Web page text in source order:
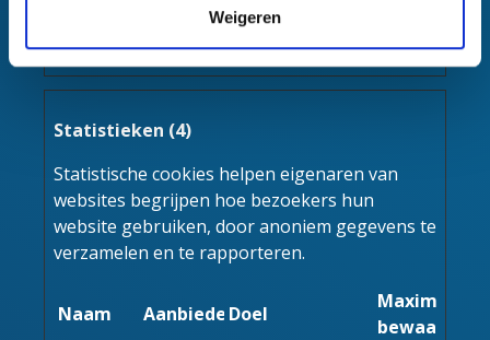
Weigeren
voor het huidige
Statistieken (4)
Statistische cookies helpen eigenaren van
websites begrijpen hoe bezoekers hun
website gebruiken, door anoniem gegevens te
verzamelen en te rapporteren.
Naam AanbiederDoel
Maximale